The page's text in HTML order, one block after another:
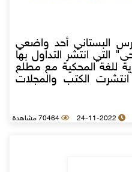
البستاني أحد واضعي
التي انتشر التداول بها
للغة المحكية مع مطلع
الكتب والمجلات
24-11-2022 70464 مشاهدة